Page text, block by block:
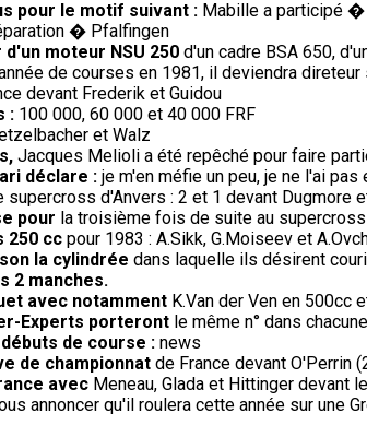
pour le motif suivant : Mabille a participé
� Pfalfingen
moteur NSU 250 d'un cadre BSA 650,
de courses en 1981, il deviendra
devant Frederik et Guidou
: 100 000, 60 000 et 40 000 FRF
et Walz
Jacques Melioli a été repêché pour faire
déclare : je m'en méfie un peu, je ne l'ai
supercross d'Anvers : 2 et 1 devant Dugmore
pour la troisième fois de suite au
250 cc pour 1983 : A.Sikk, G.Moiseev et
la cylindrée dans laquelle ils désirent
2 manches.
avec notamment K.Van der Ven en 500cc
Experts porteront le même n° dans
de course : news
de championnat de France devant O'Perrin
avec Meneau, Glada et Hittinger devant
annoncer qu'il roulera cette année sur une